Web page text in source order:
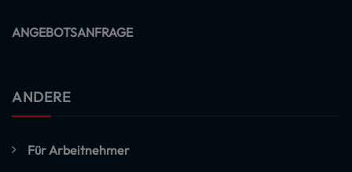
ANGEBOTSANFRAGE
ANDERE
Für Arbeitnehmer